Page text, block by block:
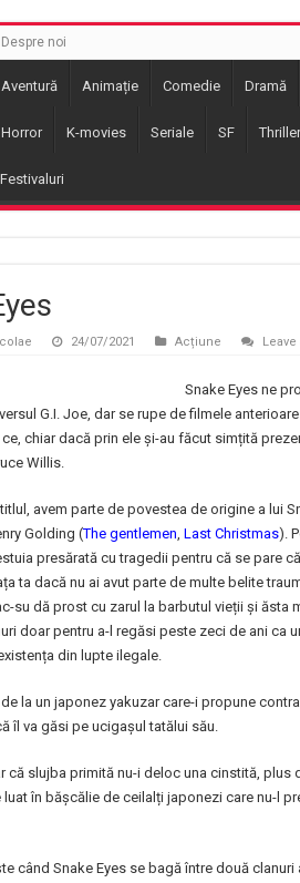
Despre noi
Aventură Animație Comedie Dramă
Horror K-movies Seriale SF Thriller
Festivaluri
24/07/2021 Acțiune
Snake Eyes ne
G.I. Joe, dar se rupe de filmele
chiar dacă prin ele și-au făcut simțită
Willis.
avem parte de povestea de origine a lui
Golding (The gentlemen, Last Christmas).
presărată cu tragedii pentru că se pare
ta dacă nu ai avut parte de multe belite
su dă prost cu zarul la barbutul vieții și ăsta
doar pentru a-l regăsi peste zeci de ani ca
din lupte ilegale.
la un japonez yakuzar care-i propune
îl va găsi pe ucigașul tatălui său.
că slujba primită nu-i deloc una cinstită, plus
luat în bășcălie de ceilalți japonezi care nu-l
când Snake Eyes se bagă între două